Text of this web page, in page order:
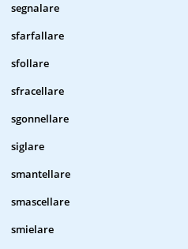
segnalare
sfarfallare
sfollare
sfracellare
sgonnellare
siglare
smantellare
smascellare
smielare